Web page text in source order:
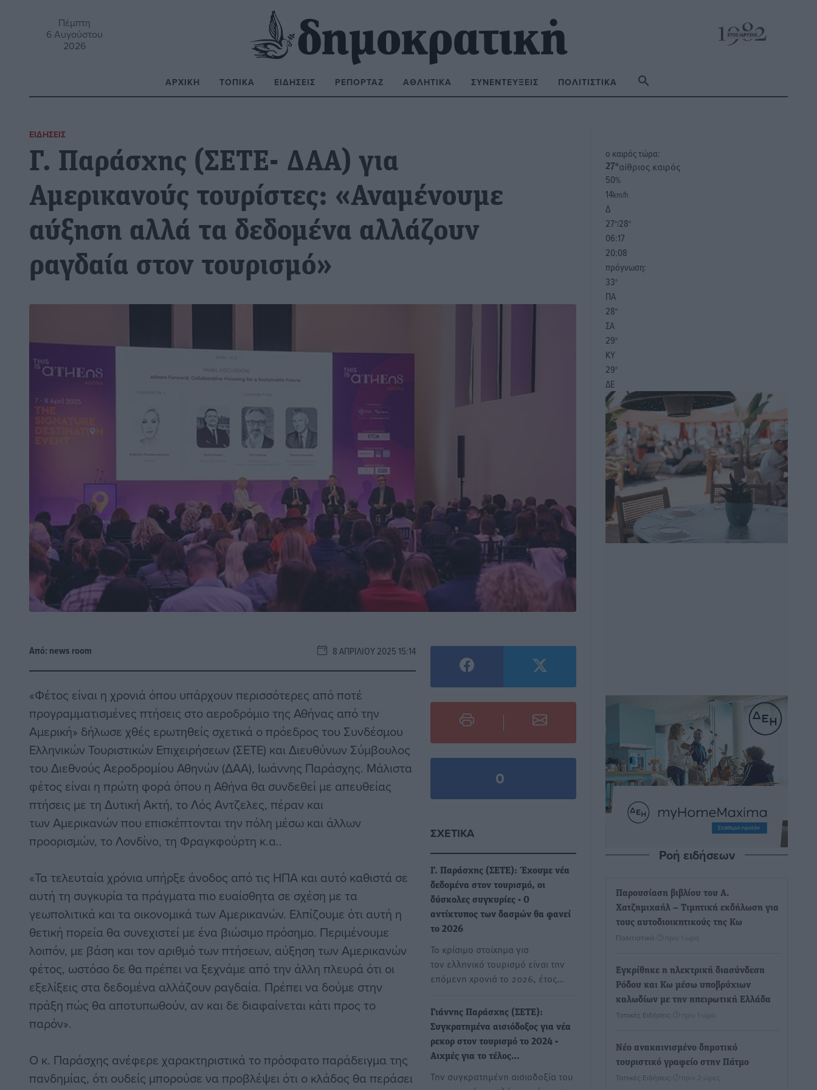
Πέμπτη
6 Αυγούστου
2026
ΑΡΧΙΚΉ ΤΟΠΙΚΆ ΕΙΔΉΣΕΙΣ ΡΕΠΟΡΤΆΖ ΑΘΛΗΤΙΚΆ ΣΥΝΕΝΤΕΎΞΕΙΣ ΠΟΛΙΤΙΣΤΙΚΆ
ΕΙΔΉΣΕΙΣ
Γ. Παράσχης (ΣΕΤΕ- ΔΑΑ) για
Αμερικανούς τουρίστες: «Αναμένουμε
αύξηση αλλά τα δεδομένα αλλάζουν
ραγδαία στον τουρισμό»
Από: news room 8 ΑΠΡΙΛΊΟΥ 2025 15:14
«Φέτος είναι η χρονιά όπου υπάρχουν περισσότερες από ποτέ
προγραμματισμένες πτήσεις στο αεροδρόμιο της Αθήνας από την
Αμερική» δήλωσε χθές ερωτηθείς σχετικά ο πρόεδρος του Συνδέσμου
Ελληνικών Τουριστικών Επιχειρήσεων (ΣΕΤΕ) και Διευθύνων Σύμβουλος
του Διεθνούς Αεροδρομίου Αθηνών (ΔΑΑ), Ιωάννης Παράσχης. Μάλιστα
φέτος είναι η πρώτη φορά όπου η Αθήνα θα συνδεθεί με απευθείας
πτήσεις με τη Δυτική Ακτή, το Λός Αντζελες, πέραν και
των Αμερικανών που επισκέπτονται την πόλη μέσω και άλλων
προορισμών, το Λονδίνο, τη Φραγκφούρτη κ.α..
«Τα τελευταία χρόνια υπήρξε άνοδος από τις ΗΠΑ και αυτό καθιστά σε
αυτή τη συγκυρία τα πράγματα πιο ευαίσθητα σε σχέση με τα
γεωπολιτικά και τα οικονομικά των Αμερικανών. Ελπίζουμε ότι αυτή η
θετική πορεία θα συνεχιστεί με ένα βιώσιμο πρόσημο. Περιμένουμε
λοιπόν, με βάση και τον αριθμό των πτήσεων, αύξηση των Αμερικανών
φέτος, ωστόσο δε θα πρέπει να ξεχνάμε από την άλλη πλευρά ότι οι
εξελίξεις στα δεδομένα αλλάζουν ραγδαία. Πρέπει να δούμε στην
πράξη πώς θα αποτυπωθούν, αν και δε διαφαίνεται κάτι προς το
παρόν».
Ο κ. Παράσχης ανέφερε χαρακτηριστικά το πρόσφατο παράδειγμα της
πανδημίας, ότι ουδείς μπορούσε να προβλέψει ότι ο κλάδος θα περάσει
0
ΣΧΕΤΙΚΆ
Γ. Παράσχης (ΣΕΤΕ): Έχουμε νέα
δεδομένα στον τουρισμό, οι
δύσκολες συγκυρίες - Ο
αντίκτυπος των δασμών θα φανεί
το 2026
Το κρίσιμο στοίχημα για
τον ελληνικό τουρισμό είναι την
επόμενη χρονιά το 2026, έτος…
Γιάννης Παράσχης (ΣΕΤΕ):
Συγκρατημένα αισιόδοξος για νέα
ρεκορ στον τουρισμό το 2024 -
Αιχμές για το τέλος…
Την συγκρατημένη αισιοδοξία του
o καιρός τώρα:
27°αίθριος καιρός
50%
14km/h
Δ
27°/28°
06:17
20:08
πρόγνωση:
33°
ΠΑ
28°
ΣΑ
29°
ΚΥ
29°
ΔΕ
Ροή ειδήσεων
Παρουσίαση βιβλίου του Α.
Χατζημιχαήλ – Τιμητική εκδήλωση για
τους αυτοδιοικητικούς της Κω
Πολιτιστικά πριν 1 ώρα
Εγκρίθηκε η ηλεκτρική διασύνδεση
Ρόδου και Κω μέσω υποβρύχιων
καλωδίων με την ηπειρωτική Ελλάδα
Τοπικές Ειδήσεις πριν 1 ώρα
Νέο ανακαινισμένο δημοτικό
τουριστικό γραφείο στην Πάτμο
Τοπικές Ειδήσεις πριν 2 ώρες